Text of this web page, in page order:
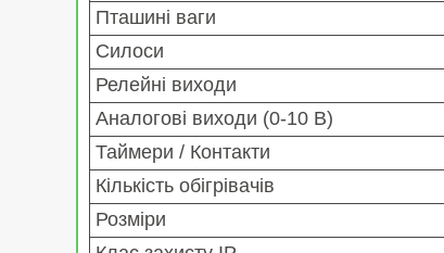
Пташині ваги
Силоси
Релейні виходи
Аналогові виходи (0-10 В)
Таймери / Контакти
Кількість обігрівачів
Розміри